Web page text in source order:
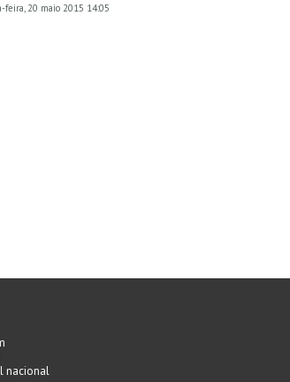
feira, 20 maio 2015 14:05
nacional